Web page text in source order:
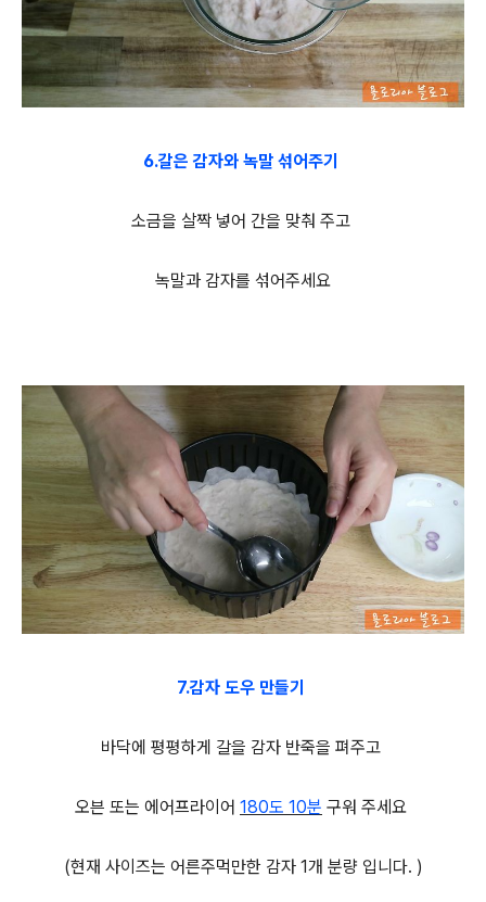
6.갈은 감자와 녹말 섞어주기
소금을 살짝 넣어 간을 맞춰 주고
녹말과 감자를 섞어주세요
7.감자 도우 만들기
바닥에 평평하게 갈을 감자 반죽을 펴주고
오븐 또는 에어프라이어 180도 10분 구워 주세요
(현재 사이즈는 어른주먹만한 감자 1개 분량 입니다. )